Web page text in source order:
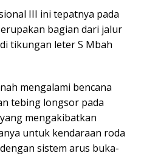
III ini tepatnya pada
bagian dari jalur
tikungan leter S Mbah
mengalami bencana
tebing longsor pada
mengakibatkan
untuk kendaraan roda
sistem arus buka-